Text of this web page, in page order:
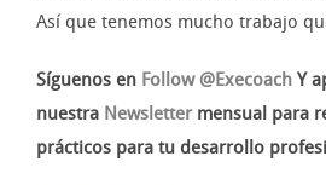
Así que tenemos mucho trabajo
Síguenos en Follow @Execoach Y
nuestra Newslettermensual para
prácticos para tu desarrollo